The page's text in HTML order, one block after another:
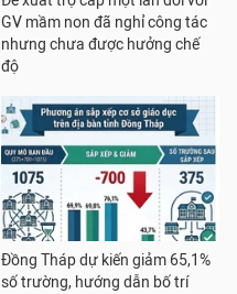
GV mầm non đã nghỉ công tác
nhưng chưa được hưởng chế
độ
Đồng Tháp dự kiến giảm 65,1%
số trường, hướng dẫn bố trí